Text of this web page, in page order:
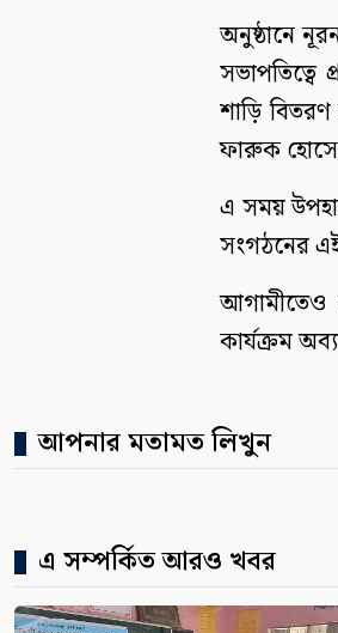
অনুষ্ঠানে
শাড়ি
ফারুক
এ সময়
সংগঠনের
আগামীতেও
কার্যক্রম
আপনার মতামত লিখুন
এ সম্পর্কিত আরও খবর